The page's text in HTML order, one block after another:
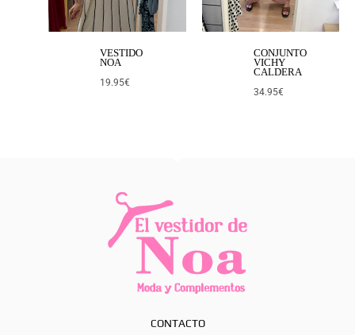
VESTIDO
NOA
19.95€
CONJUNTO
VICHY
CALDERA
34.95€
CONTACTO